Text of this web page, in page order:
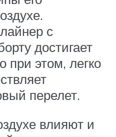
с
достигает
при этом, легко
перелет.
влияют и